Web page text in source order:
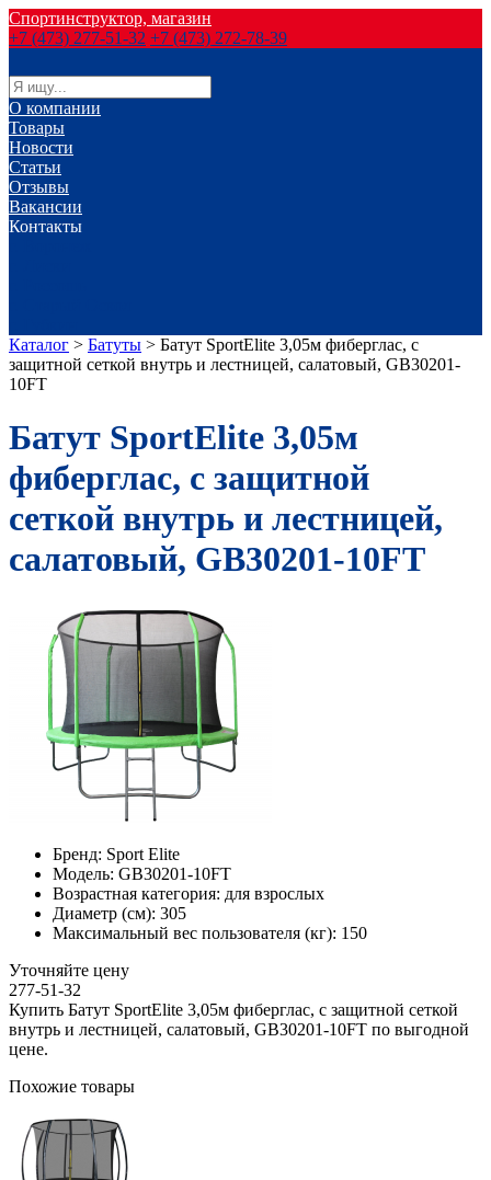
Спортинструктор, магазин
+7 (473) 277-51-32 +7 (473) 272-78-39
О компании
Товары
Новости
Статьи
Отзывы
Вакансии
Контакты
Каталог > Батуты > Батут SportElite 3,05м фиберглас, с
защитной сеткой внутрь и лестницей, салатовый, GB30201-
10FT
Батут SportElite 3,05м
фиберглас, с защитной
сеткой внутрь и лестницей,
салатовый, GB30201-10FT
Бренд: Sport Elite
Модель: GB30201-10FT
Возрастная категория: для взрослых
Диаметр (см): 305
Максимальный вес пользователя (кг): 150
Уточняйте цену
277-51-32
Купить Батут SportElite 3,05м фиберглас, с защитной сеткой
внутрь и лестницей, салатовый, GB30201-10FT по выгодной
цене.
Похожие товары